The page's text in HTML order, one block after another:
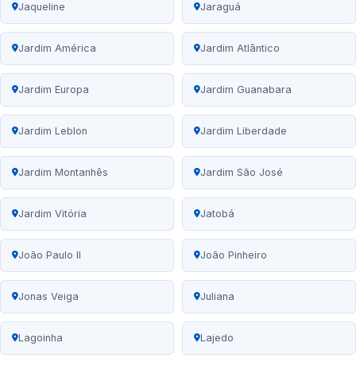
Jaqueline Jaraguá
Jardim América Jardim Atlântico
Jardim Europa Jardim Guanabara
Jardim Leblon Jardim Liberdade
Jardim Montanhês Jardim São José
Jardim Vitória Jatobá
João Paulo II João Pinheiro
Jonas Veiga Juliana
Lagoinha Lajedo